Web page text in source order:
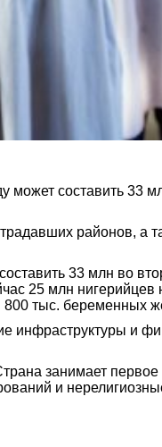
может составить 33
районов, а
33 млн во
25 млн
тыс. беременных
инфраструктуры и
занимает
и